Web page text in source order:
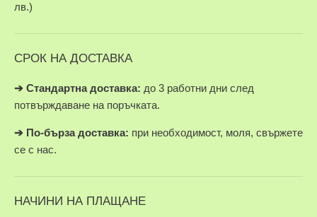
лв.)
СРОК НА ДОСТАВКА
➔ Стандартна доставка: до 3 работни дни след
потвърждаване на поръчката.
➔ По-бърза доставка: при необходимост, моля, свържете
се с нас.
НАЧИНИ НА ПЛАЩАНЕ